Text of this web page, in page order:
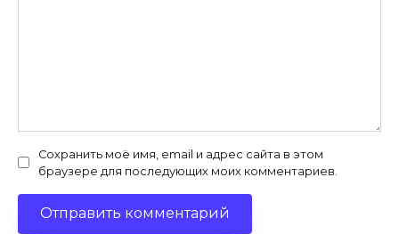
Сохранить моё имя, email и адрес сайта в этом
браузере для последующих моих комментариев.